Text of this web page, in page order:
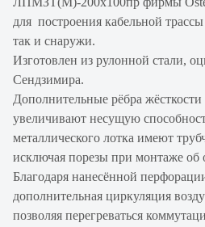
для построения кабельной
так и снаружи.
Изготовлен из рулонной стали,
Сендзимира.
Дополнительные рёбра жёсткости
увеличивают несущую
металлического лотка имеют
исключая порезы при монтаже об
Благодаря нанесённой
дополнительная циркуляция
позволяя перегреваться